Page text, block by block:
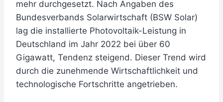
mehr durchgesetzt. Nach Angaben des
Bundesverbands Solarwirtschaft (BSW Solar)
lag die installierte Photovoltaik-Leistung in
Deutschland im Jahr 2022 bei über 60
Gigawatt, Tendenz steigend. Dieser Trend wird
durch die zunehmende Wirtschaftlichkeit und
technologische Fortschritte angetrieben.